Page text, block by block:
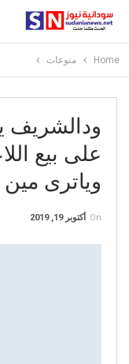
Home منوعات
ودالشريف
على بيع
وياترى مين
On أكتوبر 19, 2019